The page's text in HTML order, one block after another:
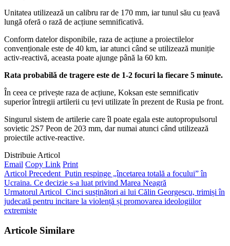
Unitatea utilizează un calibru rar de 170 mm, iar tunul său cu țeavă
lungă oferă o rază de acțiune semnificativă.
Conform datelor disponibile, raza de acțiune a proiectilelor
convenționale este de 40 km, iar atunci când se utilizează muniție
activ-reactivă, aceasta poate ajunge până la 60 km.
Rata probabilă de tragere este de 1-2 focuri la fiecare 5 minute.
În ceea ce privește raza de acțiune, Koksan este semnificativ
superior întregii artilerii cu țevi utilizate în prezent de Rusia pe front.
Singurul sistem de artilerie care îl poate egala este autopropulsorul
sovietic 2S7 Peon de 203 mm, dar numai atunci când utilizează
proiectile active-reactive.
Distribuie Articol
Email Copy Link Print
Articol Precedent Putin respinge „încetarea totală a focului” în
Ucraina. Ce decizie s-a luat privind Marea Neagră
Urmatorul Articol Cinci susținători ai lui Călin Georgescu, trimiși în
judecată pentru incitare la violență și promovarea ideologiilor
extremiste
Articole Similare